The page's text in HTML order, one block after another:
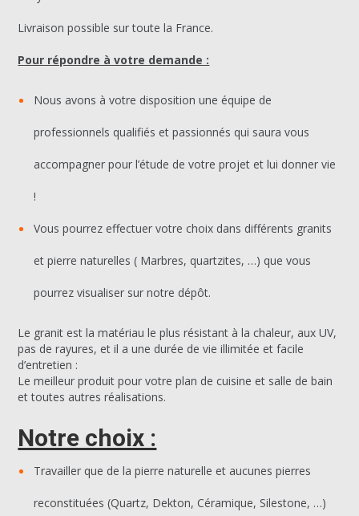
Livraison possible sur toute la France.
Pour répondre à votre demande :
Nous avons à votre disposition une équipe de
professionnels qualifiés et passionnés qui saura vous
accompagner pour l’étude de votre projet et lui donner vie
!
Vous pourrez effectuer votre choix dans différents granits
et pierre naturelles ( Marbres, quartzites, …) que vous
pourrez visualiser sur notre dépôt.
Le granit est la matériau le plus résistant à la chaleur, aux UV,
pas de rayures, et il a une durée de vie illimitée et facile
d’entretien :
Le meilleur produit pour votre plan de cuisine et salle de bain
et toutes autres réalisations.
Notre choix :
Travailler que de la pierre naturelle et aucunes pierres
reconstituées (Quartz, Dekton, Céramique, Silestone, …)